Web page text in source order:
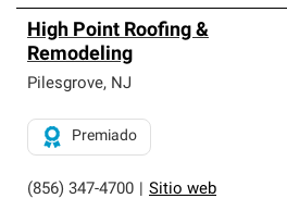
High Point Roofing &
Remodeling
Pilesgrove, NJ
(856) 347-4700 Sitio web
Premiado